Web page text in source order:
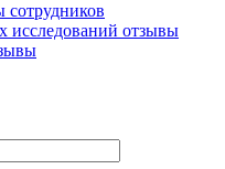
сотрудников
исследований отзывы